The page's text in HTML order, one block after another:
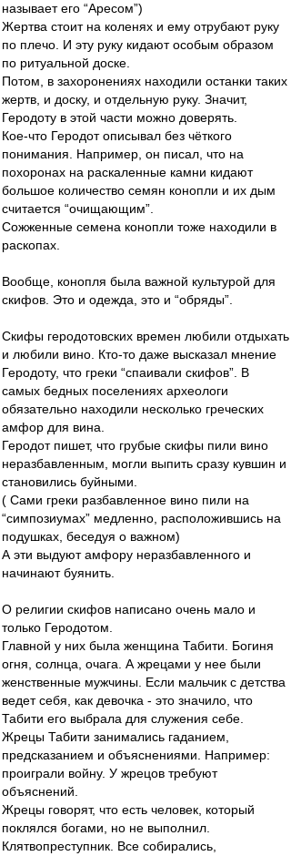
называет его “Аресом”)
Жертва стоит на коленях и ему отрубают руку
по плечо. И эту руку кидают особым образом
по ритуальной доске.
Потом, в захоронениях находили останки таких
жертв, и доску, и отдельную руку. Значит,
Геродоту в этой части можно доверять.
Кое-что Геродот описывал без чёткого
понимания. Например, он писал, что на
похоронах на раскаленные камни кидают
большое количество семян конопли и их дым
считается “очищающим”.
Сожженные семена конопли тоже находили в
раскопах.
Вообще, конопля была важной культурой для
скифов. Это и одежда, это и “обряды”.
Скифы геродотовских времен любили отдыхать
и любили вино. Кто-то даже высказал мнение
Геродоту, что греки “спаивали скифов”. В
самых бедных поселениях археологи
обязательно находили несколько греческих
амфор для вина.
Геродот пишет, что грубые скифы пили вино
неразбавленным, могли выпить сразу кувшин и
становились буйными.
( Сами греки разбавленное вино пили на
“симпозиумах” медленно, расположившись на
подушках, беседуя о важном)
А эти выдуют амфору неразбавленного и
начинают буянить.
О религии скифов написано очень мало и
только Геродотом.
Главной у них была женщина Табити. Богиня
огня, солнца, очага. А жрецами у нее были
женственные мужчины. Если мальчик с детства
ведет себя, как девочка - это значило, что
Табити его выбрала для служения себе.
Жрецы Табити занимались гаданием,
предсказанием и объяснениями. Например:
проиграли войну. У жрецов требуют
объяснений.
Жрецы говорят, что есть человек, который
поклялся богами, но не выполнил.
Клятвопреступник. Все собирались,